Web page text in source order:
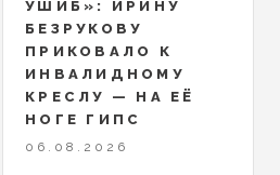
УШИБ»: ИРИНУ
БЕЗРУКОВУ
ПРИКОВАЛО К
ИНВАЛИДНОМУ
КРЕСЛУ — НА ЕЁ
НОГЕ ГИПС
06.08.2026